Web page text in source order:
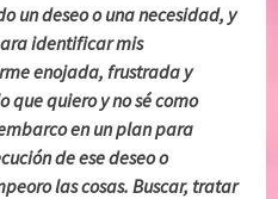
un deseo o una necesidad, y
identificar mis
enojada, frustrada y
que quiero y no sé como
en un plan para
de ese deseo o
las cosas. Buscar, tratar